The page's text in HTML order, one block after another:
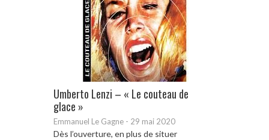
Umberto Lenzi – « Le couteau de
glace »
Emmanuel Le Gagne - 29 mai 2020
Dès l’ouverture, en plus de situer